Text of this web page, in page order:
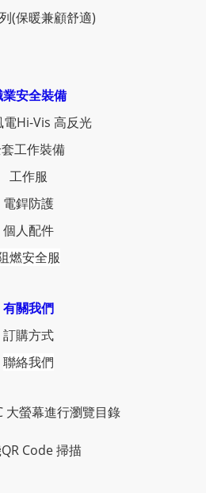
(保暖兼顧舒適)
業安全裝備
電Hi-Vis 高反光
工作裝備
工作服
電銲防護
個人配件
燃安全服
有關我們
訂購方式
聯絡我們
大螢幕進行瀏覽目錄
Code 掃描